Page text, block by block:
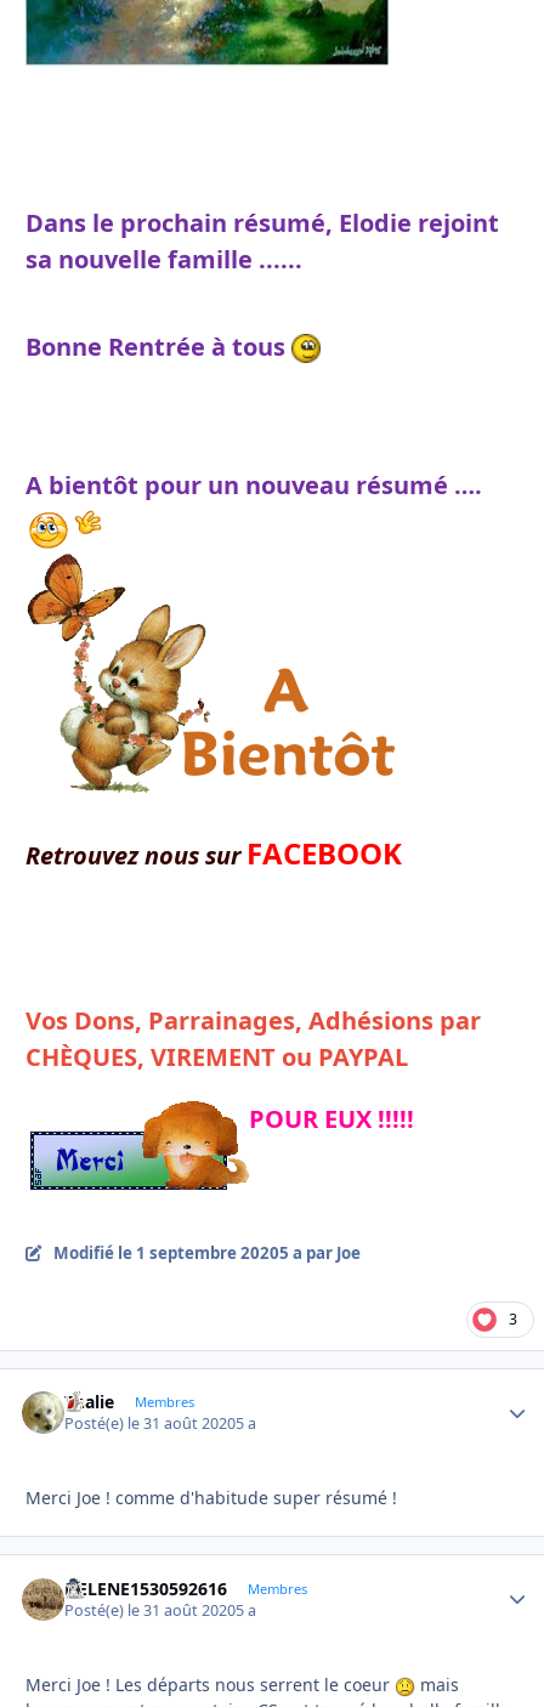
Dans le prochain résumé, Elodie rejoint
sa nouvelle famille ......
Bonne Rentrée à tous
A bientôt pour un nouveau résumé ….
Retrouvez nous sur FACEBOOK
Vos Dons, Parrainages, Adhésions par
CHÈQUES, VIREMENT ou PAYPAL
POUR EUX !!!!!
Modifié le 1 septembre 20205 a par Joe
3
Thalie Membres
Posté(e) le 31 août 20205 a
Merci Joe ! comme d'habitude super résumé !
HELENE1530592616 Membres
Posté(e) le 31 août 20205 a
Merci Joe ! Les départs nous serrent le coeur
mais